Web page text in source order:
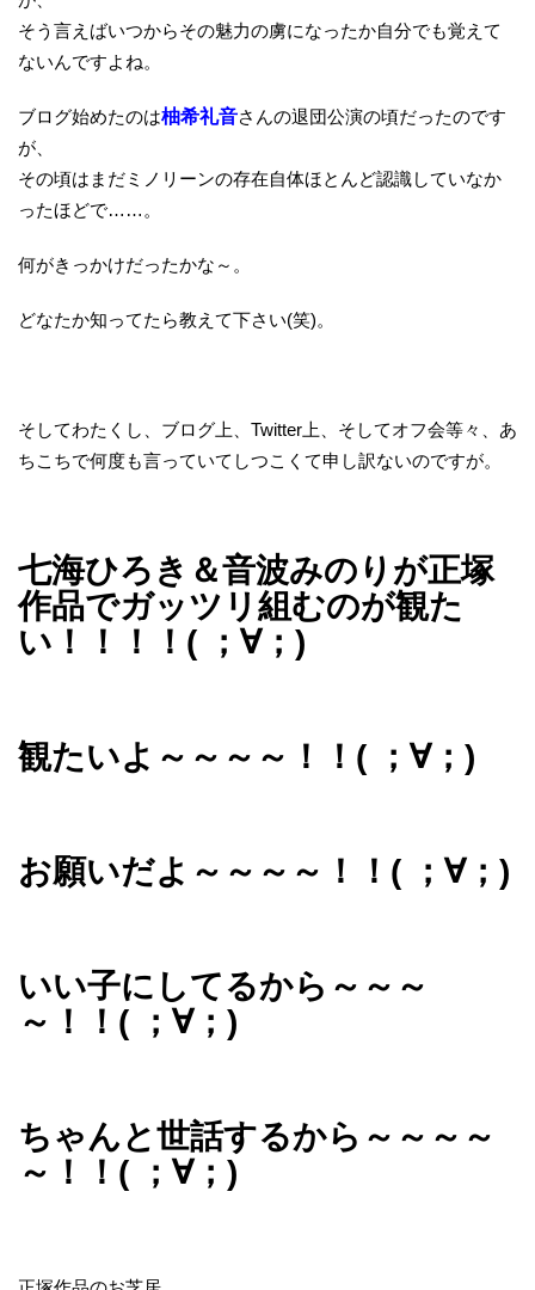
そう言えばいつからその魅力の虜になったか自分でも覚えて
ないんですよね。
ブログ始めたのは柚希礼音さんの退団公演の頃だったのです
が、
その頃はまだミノリーンの存在自体ほとんど認識していなか
ったほどで……。
何がきっかけだったかな～。
どなたか知ってたら教えて下さい(笑)。
そしてわたくし、ブログ上、Twitter上、そしてオフ会等々、あ
ちこちで何度も言っていてしつこくて申し訳ないのですが。
七海ひろき＆音波みのりが正塚
作品でガッツリ組むのが観た
い！！！！( ；∀；)
観たいよ～～～～！！( ；∀；)
お願いだよ～～～～！！( ；∀；)
いい子にしてるから～～～
～！！( ；∀；)
ちゃんと世話するから～～～～
～！！( ；∀；)